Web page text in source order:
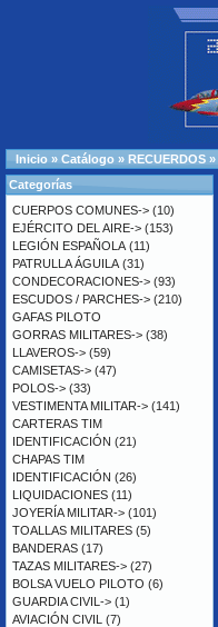
Inicio » Catálogo » RECUERDOS »
Categorías
CUERPOS COMUNES-> (10)
EJÉRCITO DEL AIRE-> (153)
LEGIÓN ESPAÑOLA (11)
PATRULLA ÁGUILA (31)
CONDECORACIONES-> (93)
ESCUDOS / PARCHES-> (210)
GAFAS PILOTO
GORRAS MILITARES-> (38)
LLAVEROS-> (59)
CAMISETAS-> (47)
POLOS-> (33)
VESTIMENTA MILITAR-> (141)
CARTERAS TIM
IDENTIFICACIÓN (21)
CHAPAS TIM
IDENTIFICACIÓN (26)
LIQUIDACIONES (11)
JOYERÍA MILITAR-> (101)
TOALLAS MILITARES (5)
BANDERAS (17)
TAZAS MILITARES-> (27)
BOLSA VUELO PILOTO (6)
GUARDIA CIVIL-> (1)
AVIACIÓN CIVIL (7)